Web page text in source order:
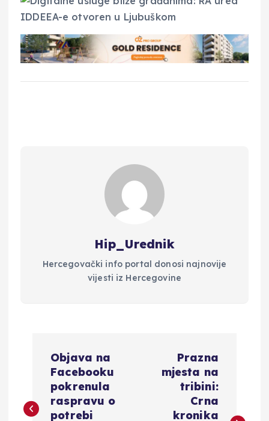
Hip_Urednik
Hercegovački info portal donosi najnovije
vijesti iz Hercegovine
v
Objava na
Facebooku
pokrenula
raspravu o
potrebi
Prazna
mjesta na
tribini:
Crna
kronika